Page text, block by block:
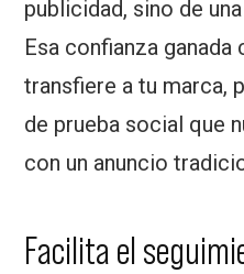
publicidad, sino de
Esa confianza
transfiere a tu marca,
de prueba social que
con un anuncio
Facilita el